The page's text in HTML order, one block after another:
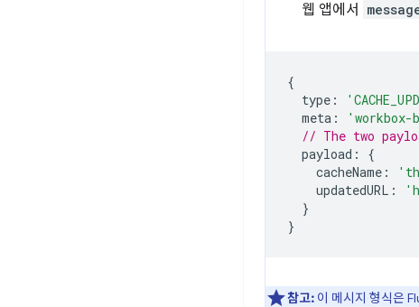
웹 앱에서
{
type :
meta : 'workbox-
// The two
payload :
{
cacheName :
updatedURL :
}
}
참고: 이 메시지 형식은